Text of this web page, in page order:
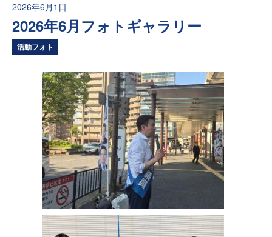
2026年6月1日
2026年6月フォトギャラリー
活動フォト